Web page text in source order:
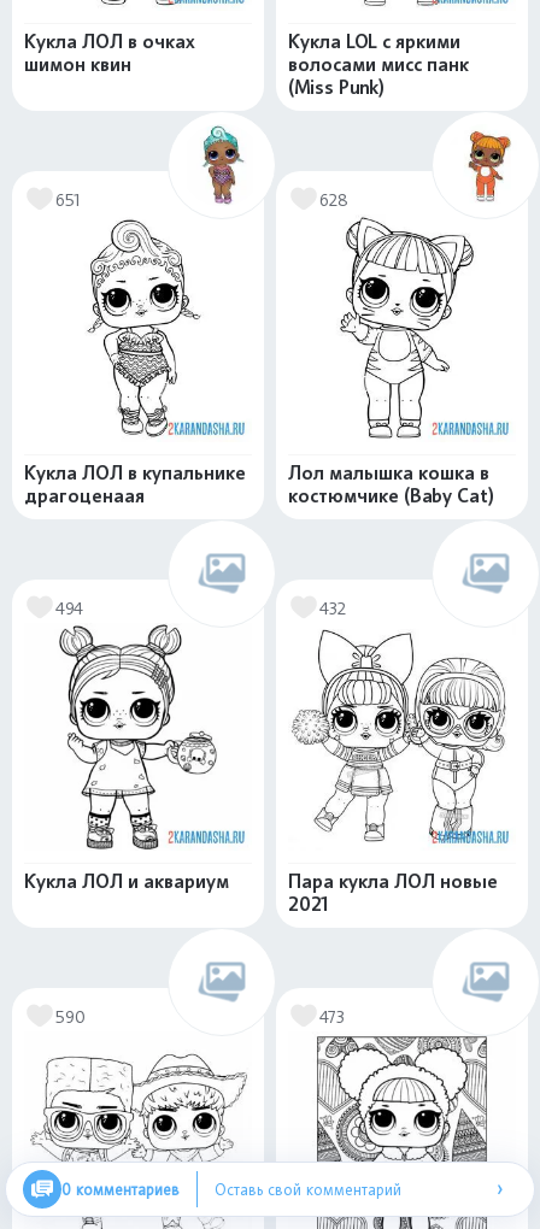
Кукла ЛОЛ в очках
шимон квин
Кукла LOL с яркими
волосами мисс панк
(Miss Punk)
651
Кукла ЛОЛ в купальнике
драгоценаая
628
Лол малышка кошка в
костюмчике (Baby Cat)
494
Кукла ЛОЛ и аквариум
432
Пара кукла ЛОЛ новые
2021
590 473
0 комментариев Оставь свой комментарий ›